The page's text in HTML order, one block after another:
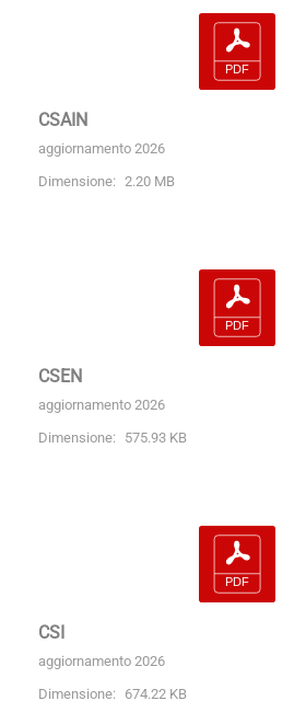
CSAIN
aggiornamento 2026
Dimensione: 2.20 MB
CSEN
aggiornamento 2026
Dimensione:
575.93 KB
CSI
aggiornamento 2026
Dimensione:
674.22 KB